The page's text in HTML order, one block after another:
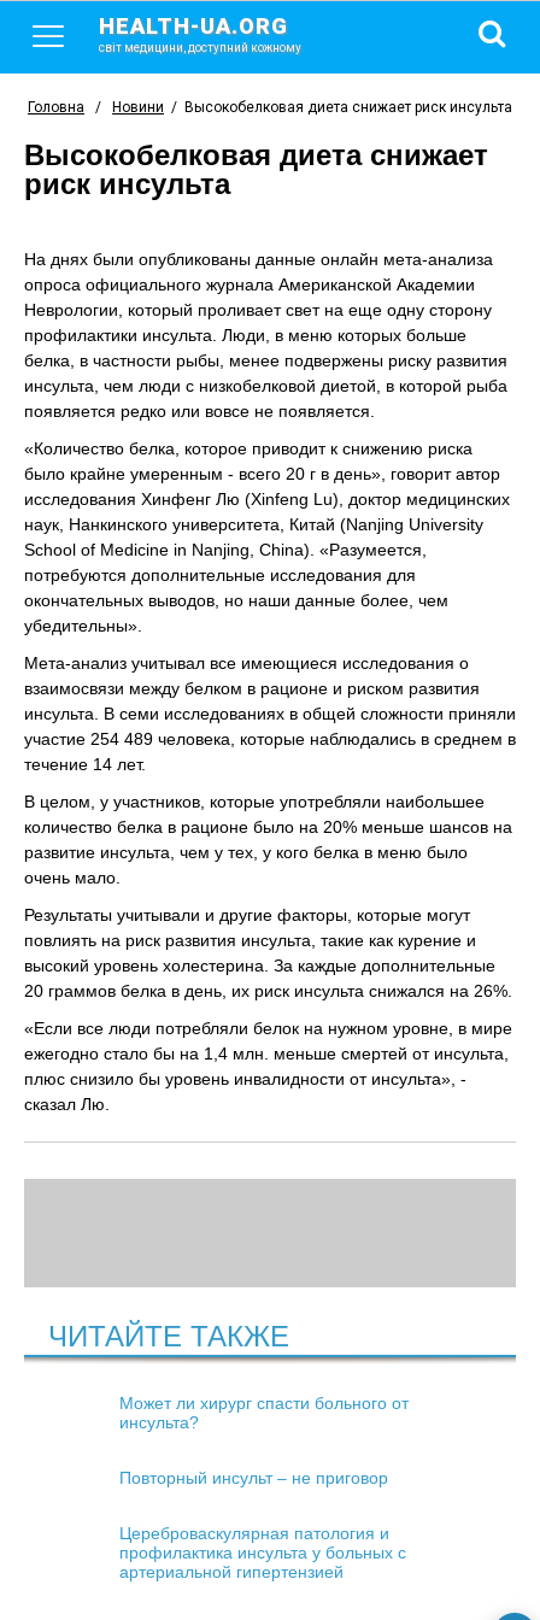
HEALTH-UA.ORG
світ медицини, доступний кожному
Головна / Новини / Высокобелковая диета снижает риск инсульта
Высокобелковая диета снижает
риск инсульта
На днях были опубликованы данные онлайн мета-анализа
опроса официального журнала Американской Академии
Неврологии, который проливает свет на еще одну сторону
профилактики инсульта. Люди, в меню которых больше
белка, в частности рыбы, менее подвержены риску развития
инсульта, чем люди с низкобелковой диетой, в которой рыба
появляется редко или вовсе не появляется.
«Количество белка, которое приводит к снижению риска
было крайне умеренным - всего 20 г в день», говорит автор
исследования Хинфенг Лю (Xinfeng Lu), доктор медицинских
наук, Нанкинского университета, Китай (Nanjing University
School of Medicine in Nanjing, China). «Разумеется,
потребуются дополнительные исследования для
окончательных выводов, но наши данные более, чем
убедительны».
Мета-анализ учитывал все имеющиеся исследования о
взаимосвязи между белком в рационе и риском развития
инсульта. В семи исследованиях в общей сложности приняли
участие 254 489 человека, которые наблюдались в среднем в
течение 14 лет.
В целом, у участников, которые употребляли наибольшее
количество белка в рационе было на 20% меньше шансов на
развитие инсульта, чем у тех, у кого белка в меню было
очень мало.
Результаты учитывали и другие факторы, которые могут
повлиять на риск развития инсульта, такие как курение и
высокий уровень холестерина. За каждые дополнительные
20 граммов белка в день, их риск инсульта снижался на 26%.
«Если все люди потребляли белок на нужном уровне, в мире
ежегодно стало бы на 1,4 млн. меньше смертей от инсульта,
плюс снизило бы уровень инвалидности от инсульта», -
сказал Лю.
ЧИТАЙТЕ ТАКЖЕ
Может ли хирург спасти больного от
инсульта?
Повторный инсульт – не приговор
Цереброваскулярная патология и
профилактика инсульта у больных с
артериальной гипертензией